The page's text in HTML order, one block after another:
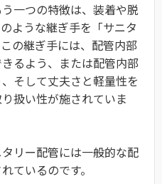
一つの特徴は、装着や脱
ような継ぎ手を「サニタ
の継ぎ手には、配管内部
るよう、または配管内部
そして丈夫さと軽量性を
扱い性が施されていま
リー配管には一般的な配
ているのです。